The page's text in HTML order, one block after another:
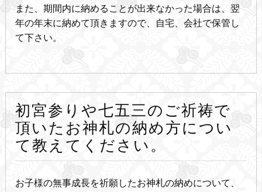
また、期間内に納めることが出来なかった場合は、翌
年の年末に納めて頂きますので、自宅、会社で保管し
て下さい。
初宮参りや七五三のご祈祷で
頂いたお神札の納め方につい
て教えてください。
お子様の無事成長を祈願したお神札の納めについて、